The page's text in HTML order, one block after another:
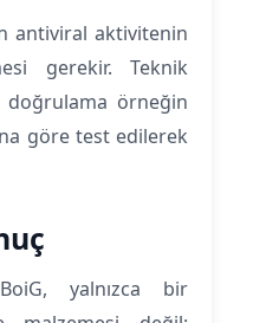
antiviral aktivitenin
gerekir. Teknik
örneğin
göre test edilerek
yalnızca bir